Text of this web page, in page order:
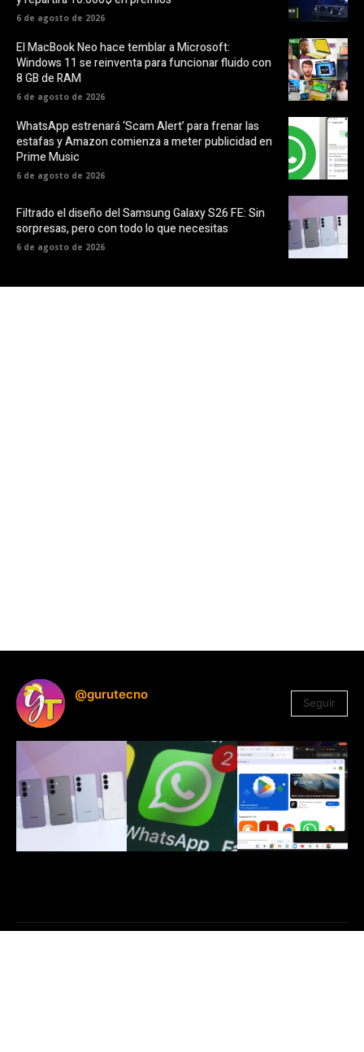
6 de agosto de 2026
El MacBook Neo hace temblar a Microsoft:
Windows 11 se reinventa para funcionar fluido con
8 GB de RAM
6 de agosto de 2026
WhatsApp estrenará ‘Scam Alert’ para frenar las
estafas y Amazon comienza a meter publicidad en
Prime Music
6 de agosto de 2026
Filtrado el diseño del Samsung Galaxy S26 FE: Sin
sorpresas, pero con todo lo que necesitas
6 de agosto de 2026
@gurutecno
Seguir